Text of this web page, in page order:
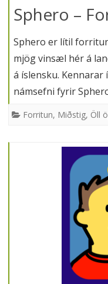
Sphero –
Sphero er lítil
mjög vinsæl hér á
á íslensku.
námsefni fyrir
Forritun, Miðstig, Öll